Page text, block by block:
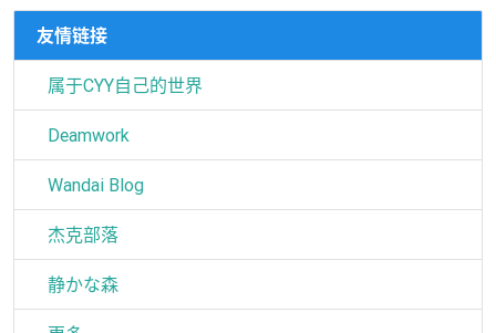
友情链接
属于CYY自己的世界
Deamwork
Wandai Blog
杰克部落
静かな森